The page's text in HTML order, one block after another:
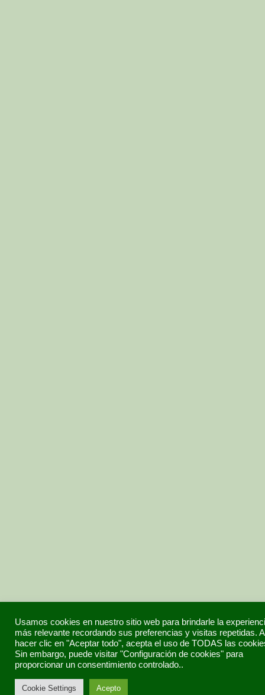
Usamos cookies en nuestro sitio web para brindarle la
más relevante recordando sus preferencias y visitas repetidas.
hacer clic en "Aceptar todo", acepta el uso de TODAS las
Sin embargo, puede visitar "Configuración de cookies" para
proporcionar un consentimiento controlado..
Cookie Settings Acepto